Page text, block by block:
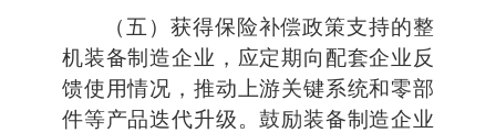
（五）获得保险补偿政策支持的整
机装备制造企业，应定期向配套企业反
馈使用情况，推动上游关键系统和零部
件等产品迭代升级。鼓励装备制造企业